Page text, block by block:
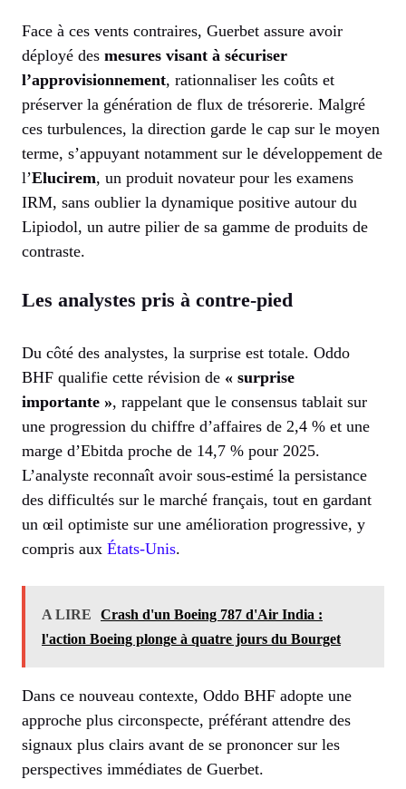
Face à ces vents contraires, Guerbet assure avoir
déployé des mesures visant à sécuriser
l’approvisionnement, rationnaliser les coûts et
préserver la génération de flux de trésorerie. Malgré
ces turbulences, la direction garde le cap sur le moyen
terme, s’appuyant notamment sur le développement de
l’Elucirem, un produit novateur pour les examens
IRM, sans oublier la dynamique positive autour du
Lipiodol, un autre pilier de sa gamme de produits de
contraste.
Les analystes pris à contre-pied
Du côté des analystes, la surprise est totale. Oddo
BHF qualifie cette révision de « surprise
importante », rappelant que le consensus tablait sur
une progression du chiffre d’affaires de 2,4 % et une
marge d’Ebitda proche de 14,7 % pour 2025.
L’analyste reconnaît avoir sous-estimé la persistance
des difficultés sur le marché français, tout en gardant
un œil optimiste sur une amélioration progressive, y
compris aux États-Unis.
A LIRE
Crash d'un Boeing 787 d'Air India :
l'action Boeing plonge à quatre jours du Bourget
Dans ce nouveau contexte, Oddo BHF adopte une
approche plus circonspecte, préférant attendre des
signaux plus clairs avant de se prononcer sur les
perspectives immédiates de Guerbet.